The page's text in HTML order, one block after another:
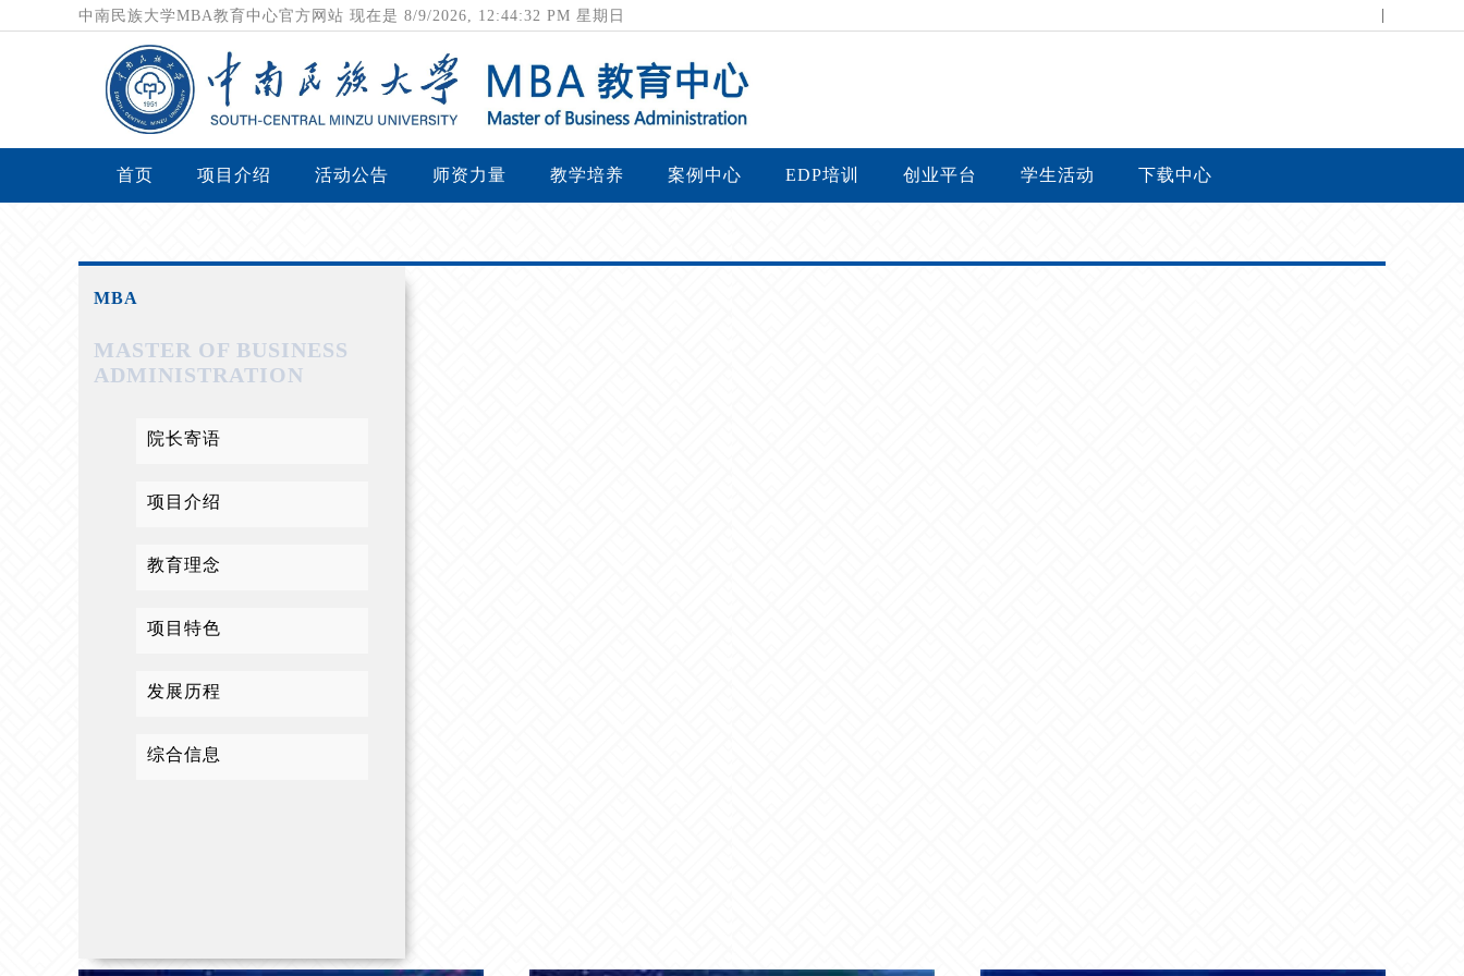
中南民族大学MBA教育中心官方网站 现在是 8/9/2026, 12:44:33 PM 星期日
首页 项目介绍 活动公告 师资力量 教学培养 案例中心 EDP培训 创业平台 学生活动 下载中心
MBA
MASTER OF BUSINESS
ADMINISTRATION
院长寄语
项目介绍
教育理念
项目特色
发展历程
综合信息